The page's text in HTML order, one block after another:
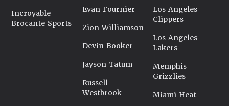
Incroyable
Brocante Sports
Evan Fournier
Zion Williamson
Devin Booker
Jayson Tatum
Russell
Westbrook
Los Angeles
Clippers
Los Angeles
Lakers
Memphis
Grizzlies
Miami Heat